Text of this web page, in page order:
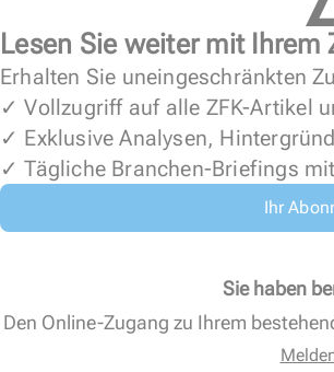
Lesen Sie weiter mit Ihrem
Erhalten Sie uneingeschränkten
✓ Vollzugriff auf alle ZFK-Artikel
✓ Exklusive Analysen,
✓ Tägliche Branchen-Briefings
Ihr
Sie haben
Den Online-Zugang zu Ihrem